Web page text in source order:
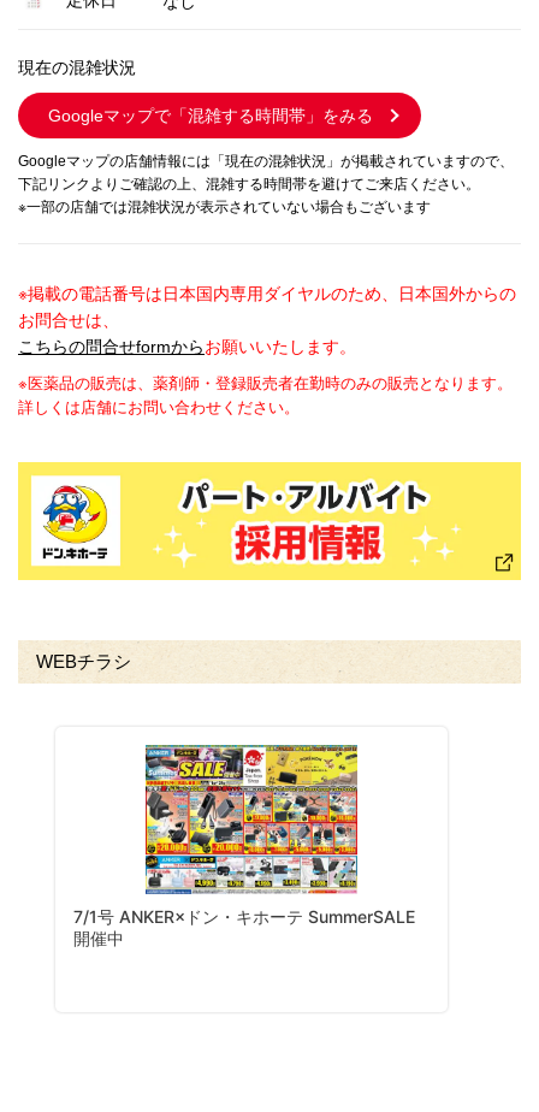
現在の混雑状況
Googleマップで 「混雑する時間帯」をみる
Googleマップの店舗情報には「現在の混雑状況」が掲載されていますので、
下記リンクよりご確認の上、混雑する時間帯を避けてご来店ください。
※一部の店舗では混雑状況が表示されていない場合もございます
※掲載の電話番号は日本国内専用ダイヤルのため、日本国外からの
お問合せは、
こちらの問合せformからお願いいたします。
※医薬品の販売は、薬剤師・登録販売者在勤時のみの販売となります。
詳しくは店舗にお問い合わせください。
WEBチラシ